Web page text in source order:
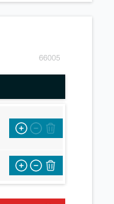
66005